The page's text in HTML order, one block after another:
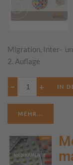
Migration, Inter-
2. Auflage
− +
MEHR...